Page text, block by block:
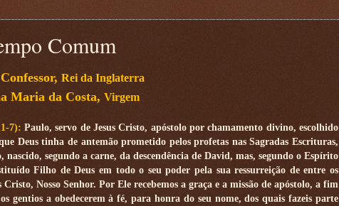
Comum
Rei da Inglaterra
Maria da Costa, Virgem
7): Paulo, servo de Jesus Cristo, apóstolo por chamamento divino, escolhido
Deus tinha de antemão prometido pelos profetas nas Sagradas Escrituras,
nascido, segundo a carne, da descendência de David, mas, segundo o Espírito
Filho de Deus em todo o seu poder pela sua ressurreição de entre os
Cristo, Nosso Senhor. Por Ele recebemos a graça e a missão de apóstolo, a fim
gentios a obedecerem à fé, para honra do seu nome, dos quais fazeis parte